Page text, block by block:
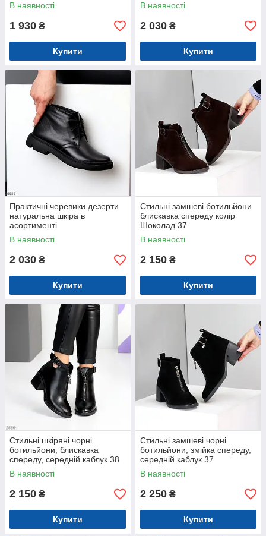
В наявності
1 930 ₴
Купити
В наявності
2 030 ₴
Купити
Практичні черевики дезерти
натуральна шкіра в
асортименті
В наявності
2 030 ₴
Купити
Стильні замшеві ботильйони
блискавка спереду колір
Шоколад 37
В наявності
2 150 ₴
Купити
Стильні шкіряні чорні
ботильйони, блискавка
спереду, середній каблук 38
В наявності
2 150 ₴
Купити
Стильні замшеві чорні
ботильйони, змійка спереду,
середній каблук 37
В наявності
2 250 ₴
Купити